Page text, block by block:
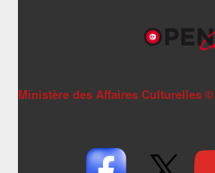
Ministère des Affaires Culturelles ©